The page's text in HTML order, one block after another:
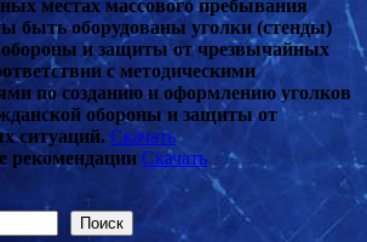
местах массового пребывания
быть оборудованы уголки (стенды)
обороны и защиты от чрезвычайных
с методическими
по созданию и оформлению уголков
обороны и защиты от
ситуаций. Скачать
рекомендации Скачать
Поиск